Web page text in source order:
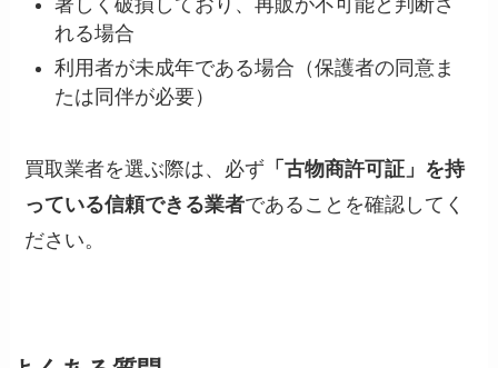
著しく破損しており、再販が不可能と判断さ
れる場合
利用者が未成年である場合（保護者の同意ま
たは同伴が必要）
買取業者を選ぶ際は、必ず 「古物商許可証」を持
っている信頼できる業者であることを確認してく
ださい。